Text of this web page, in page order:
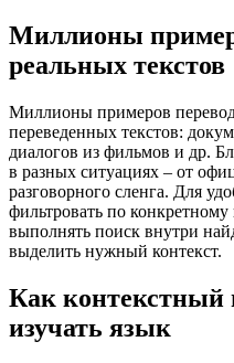
Миллионы
реальных текстов
Миллионы примеров
переведенных текстов:
диалогов из фильмов и др.
в разных ситуациях – от
разговорного сленга. Для
фильтровать по
выполнять поиск внутри
выделить нужный контекст.
Как контекстный
изучать язык